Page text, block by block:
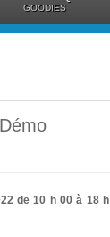
GOODIES
de 10 h 00 à 18 h